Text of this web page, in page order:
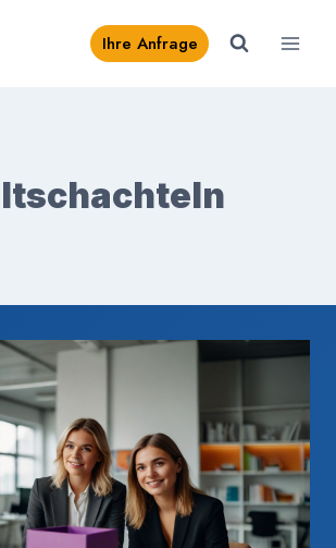
Ihre Anfrage